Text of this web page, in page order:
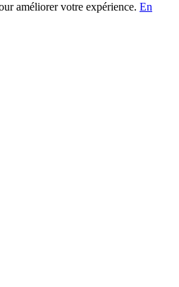
améliorer votre expérience. En